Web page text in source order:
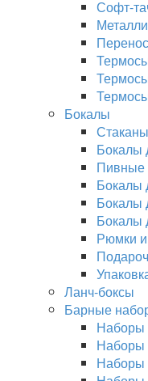
Софт-
Бокалы
Бокалы
Пивные
Бокалы
Бокалы
Бокалы
Рюмки и
Ланч-боксы
Барные
Наборы
Наборы
Наборы